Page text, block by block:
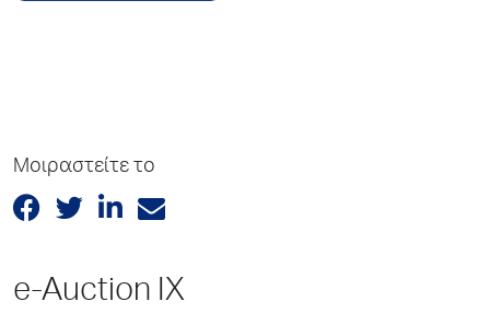
Μοιραστείτε το
e-Auction IX